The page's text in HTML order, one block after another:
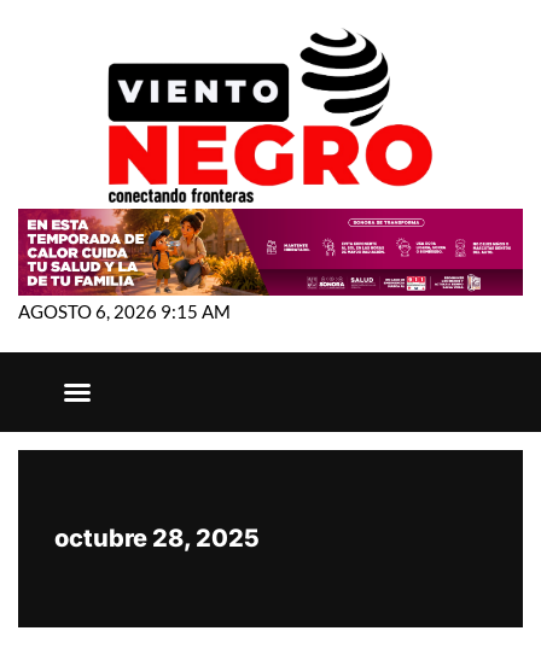
AGOSTO 6, 2026 9:15 AM
octubre 28, 2025